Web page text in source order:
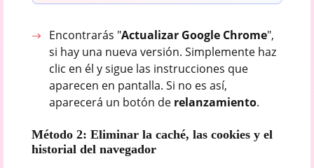
Encontrarás "Actualizar Google Chrome",
si hay una nueva versión. Simplemente haz
clic en él y sigue las instrucciones que
aparecen en pantalla. Si no es así,
aparecerá un botón de relanzamiento.
Método 2: Eliminar la caché, las cookies y el
historial del navegador